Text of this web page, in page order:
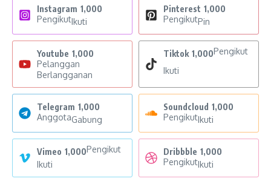
Instagram 1,000
PengikutIkuti
Pinterest 1,000
PengikutPin
Youtube 1,000
Pelanggan
Berlangganan
Tiktok 1,000Pengikut
Ikuti
Telegram 1,000
AnggotaGabung
Soundcloud 1,000
PengikutIkuti
Vimeo 1,000Pengikut
Ikuti
Dribbble 1,000
PengikutIkuti